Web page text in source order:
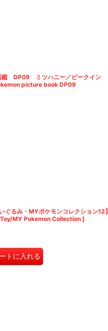
鑑 DP09 ミツハニー／ビークイン
picture book DP09
ぐるみ・MYポケモンコレクション12】
MY Pokemon Collection ]
トに入れる